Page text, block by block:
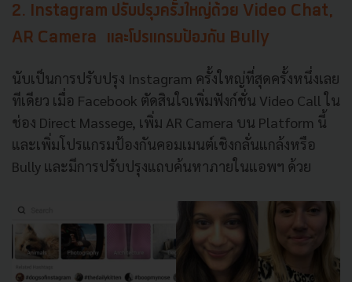
2. Instagram ปรับปรุงครั้งใหญ่ด้วย Video Chat,
AR Camera และโปรแกรมป้องกัน Bully
นับเป็นการปรับปรุง Instagram ครั้งใหญ่ที่สุดครั้งหนึ่งเลย
ทีเดียว เมื่อ Facebook ตัดสินใจเพิ่มฟังก์ชั่น Video Callใน
ช่อง Direct Massege, เพิ่ม AR Camera บน Platform นี้
และเพิ่มโปรแกรมป้องกันคอมเมนต์เชิงกลั่นแกล้งหรือ
Bully และมีการปรับปรุงแถบค้นหาภายในแอพฯ ด้วย